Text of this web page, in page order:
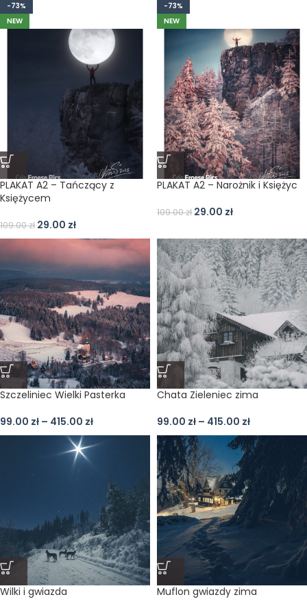
-73%
NEW
PLAKAT A2 – Tańczący z
Księżycem
109.00zł 29.00 zł
-73%
NEW
PLAKAT A2 – Narożnik i Księżyc
109.00zł 29.00 zł
Szczeliniec Wielki Pasterka
99.00 zł – 415.00 zł
Chata Zieleniec zima
99.00 zł – 415.00 zł
Wilki i gwiazda Muflon gwiazdy zima